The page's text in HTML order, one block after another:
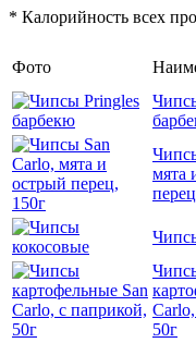
* Калорийность всех
Фото
мята
50г